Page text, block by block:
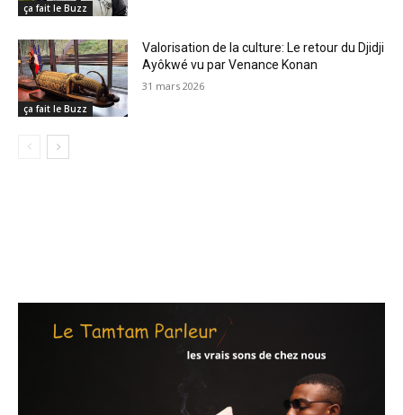
ça fait le Buzz
ça fait le Buzz
Valorisation de la culture: Le retour du Djidji
Ayôkwé vu par Venance Konan
31 mars 2026